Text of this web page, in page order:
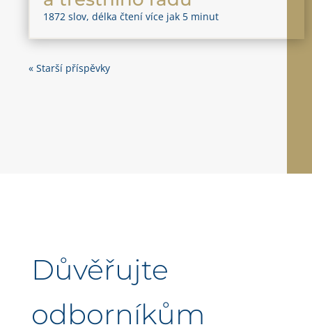
1872 slov, délka čtení více jak 5 minut
« Starší příspěvky
Důvěřujte
odborníkům